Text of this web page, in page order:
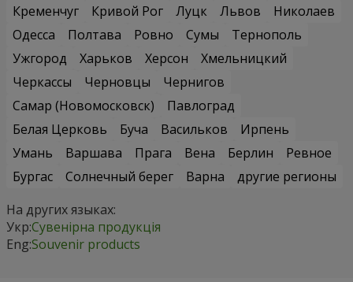
Кременчуг
Кривой Рог Луцк Львов
Николаев
Одесса
Полтава Ровно Сумы
Тернополь
Ужгород
Харьков Херсон
Хмельницкий
Черкассы
Черновцы
Чернигов
Самар (Новомосковск)
Павлоград
Белая Церковь
Буча Васильков
Ирпень
Умань
Варшава Прага Вена Берлин
Ревное
Бургас
Солнечный берег Варна
другие регионы
На других языках:
Укр:Сувенірна продукція
Eng:Souvenir products